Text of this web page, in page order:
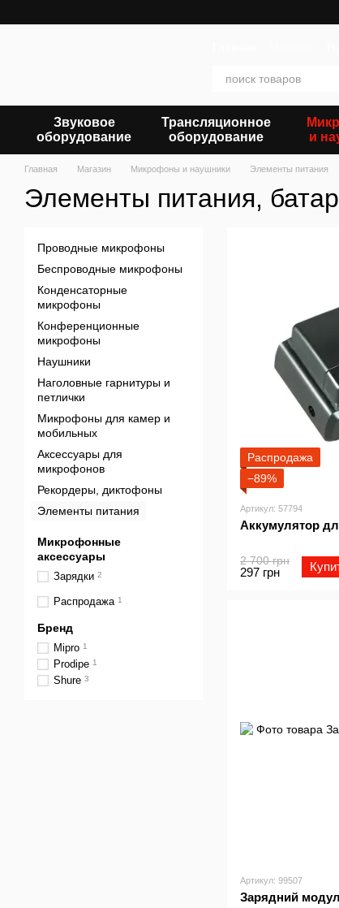
Звуковое
оборудование
Трансляционное
оборудование
и
Главная Магазин Микрофоны и наушники Элементы питания
Элементы питания,
Распродажа
−89%
Артикул: 57794
Аккумулятор
2 700 грн
297 грн
Артикул: 99507
Зарядний
Проводные микрофоны
Беспроводные микрофоны
Конденсаторные
микрофоны
Конференционные
микрофоны
Наушники
Наголовные гарнитуры и
петлички
Микрофоны для камер и
мобильных
Аксессуары для
микрофонов
Рекордеры, диктофоны
Элементы питания
Микрофонные
аксессуары
Зарядки 2
Распродажа 1
Бренд
Mipro 1
Prodipe 1
Shure 3